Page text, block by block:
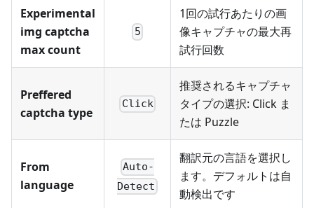
Experimental
img captcha
max count
5
1回の試行あたりの画
像キャプチャの最大再
試行回数
Preffered
captcha type
Click
推奨されるキャプチャ
タイプの選択: Click ま
たは Puzzle
From
language
Auto-
Detect
翻訳元の言語を選択し
ます。デフォルトは自
動検出です